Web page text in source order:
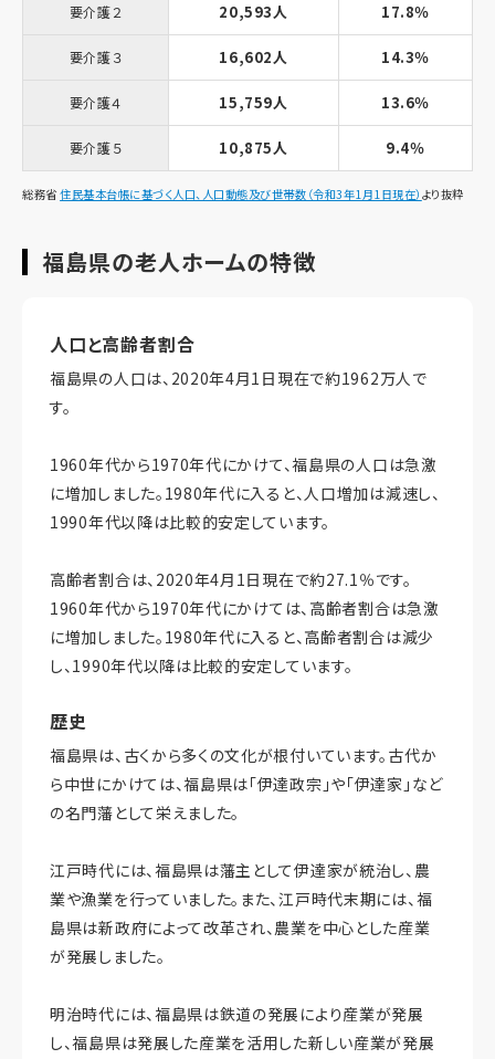
要介護２ 20,593人 17.8％
要介護３ 16,602人 14.3％
要介護４ 15,759人 13.6％
要介護５ 10,875人 9.4％
総務省住民基本台帳に基づく人口、人口動態及び世帯数（令和3年1月1日現在） より抜粋
福島県の老人ホームの特徴
人口と高齢者割合
福島県の人口は、2020年4月1日現在で約1962万人で
す。
1960年代から1970年代にかけて、福島県の人口は急激
に増加しました。1980年代に入ると、人口増加は減速し、
1990年代以降は比較的安定しています。
高齢者割合は、2020年4月1日現在で約27.1％です。
1960年代から1970年代にかけては、高齢者割合は急激
に増加しました。1980年代に入ると、高齢者割合は減少
し、1990年代以降は比較的安定しています。
歴史
福島県は、古くから多くの文化が根付いています。古代か
ら中世にかけては、福島県は「伊達政宗」や「伊達家」など
の名門藩として栄えました。
江戸時代には、福島県は藩主として伊達家が統治し、農
業や漁業を行っていました。また、江戸時代末期には、福
島県は新政府によって改革され、農業を中心とした産業
が発展しました。
明治時代には、福島県は鉄道の発展により産業が発展
し、福島県は発展した産業を活用した新しい産業が発展